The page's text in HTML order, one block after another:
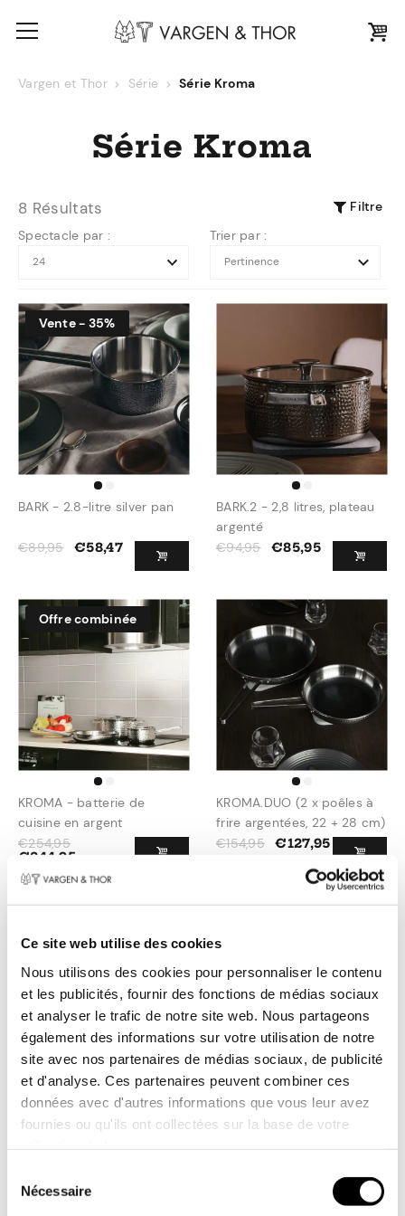
Ce site web utilise des cookies
Nous utilisons des cookies pour personnaliser le contenu
et les publicités, fournir des fonctions de médias sociaux
et analyser le trafic de notre site web. Nous partageons
également des informations sur votre utilisation de notre
site avec nos partenaires de médias sociaux, de publicité
et d'analyse. Ces partenaires peuvent combiner ces
données avec d'autres informations que vous leur avez
fournies ou qu'ils ont collectées sur la base de votre
Nécessaire
Vargen et Thor Série Série Kroma
Série Kroma
8 Résultats
Filtre
Spectacle par :
Trier par :
Vente - 35%
BARK - 2.8-litre silver pan
€89,95 €58,47
BARK.2 - 2,8 litres, plateau
argenté
€94,95 €85,95
Offre combinée
KROMA - batterie de
cuisine en argent
€254,95
€244,95
KROMA.DUO (2 x poêles à
frire argentées, 22 + 28 cm)
€154,95 €127,95
MODELL Mb - poêle à frire
argentée
MODELL Mb Jr - poêle à
frire argentée 22 cm